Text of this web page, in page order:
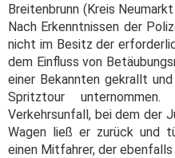
Breitenbrunn (Kreis
Nach Erkenntnissen der
nicht im Besitz der
dem Einfluss von
einer Bekannten gekrallt
Spritztour
Verkehrsunfall, bei dem der
Wagen ließ er zurück und
einen Mitfahrer, der